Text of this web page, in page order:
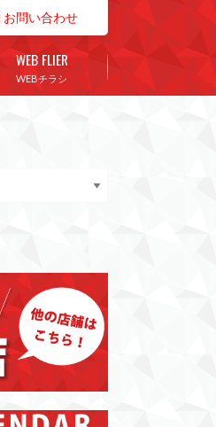
お問い合わせ
WEBチラシ
WEB FLIER